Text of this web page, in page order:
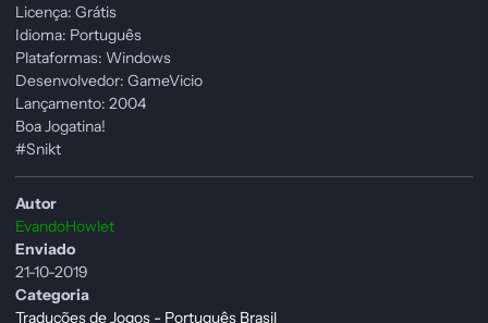
Licença: Grátis
Idioma: Português
Plataformas: Windows
Desenvolvedor: GameVicio
Lançamento: 2004
Boa Jogatina!
#Snikt
Autor
EvandoHowlet
Enviado
21-10-2019
Categoria
Traduções de Jogos - Português Brasil